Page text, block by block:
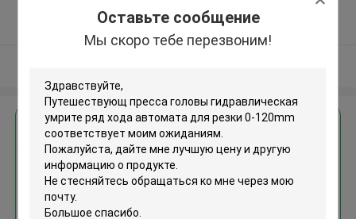
Оставьте сообщение
Мы скоро тебе перезвоним!
Подтверженный
поставщик
Получить лучшую цену для
Путешествующ пресса
головы гидравлическая
умрите ряд хода автомата